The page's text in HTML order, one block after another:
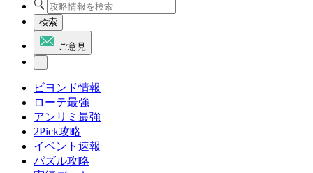
検索
ご意見
ビヨンド情報
ローテ最強
アンリミ最強
2Pick攻略
イベント速報
パズル攻略